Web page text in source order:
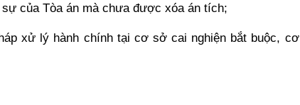
của Tòa án mà chưa được xóa án tích;
xử lý hành chính tại cơ sở cai nghiện bắt buộc, cơ